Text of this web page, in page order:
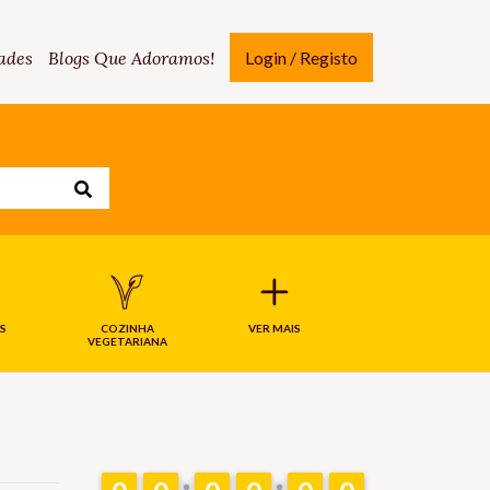
Blogs Que Adoramos! Login / Registo
COZINHA
VEGETARIANA
VER MAIS